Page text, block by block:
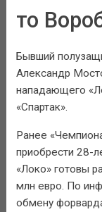
то
Бывший
Александр
нападающего
«Спартак».
Ранее
приобрести 28-
«Локо» готовы
млн евро. По
обмену